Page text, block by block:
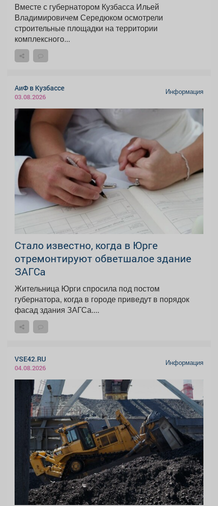
Вместе с губернатором Кузбасса Ильей
Владимировичем Середюком осмотрели
строительные площадки на территории
комплексного...
АиФ в Кузбассе
03.08.2026
Информация
Стало известно, когда в Юрге
отремонтируют обветшалое здание
ЗАГСа
Жительница Юрги спросила под постом
губернатора, когда в городе приведут в порядок
фасад здания ЗАГСа....
VSE42.RU
04.08.2026
Информация